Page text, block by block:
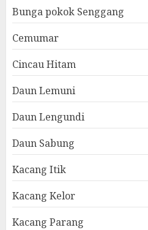
Bunga pokok Senggang
Cemumar
Cincau Hitam
Daun Lemuni
Daun Lengundi
Daun Sabung
Kacang Itik
Kacang Kelor
Kacang Parang